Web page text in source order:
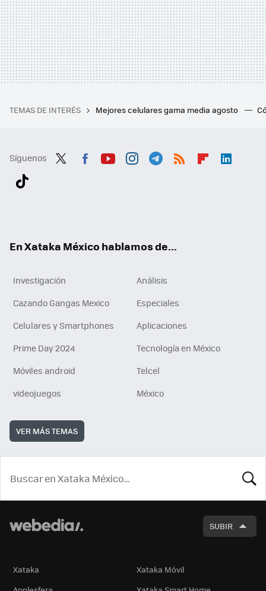
TEMAS DE INTERÉS Mejores celulares gama media agosto
Síguenos
En Xataka México hablamos de...
Investigación
Análisis
Cazando Gangas Mexico
Especiales
Celulares y Smartphones
Aplicaciones
Prime Day 2024
Tecnología en México
Móviles android
Telcel
videojuegos
México
VER MÁS TEMAS
SUBIR
Xataka
Xataka Móvil